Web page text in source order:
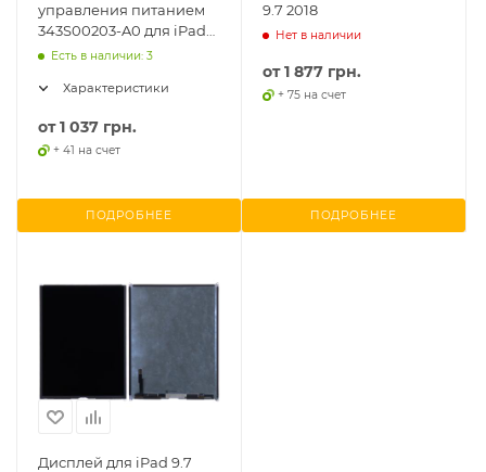
управления питанием
343S00203-A0 для iPad
9.7 2018
Есть в наличии: 3
Характеристики
от1 037 грн.
+ 41 на счет
ПОДРОБНЕЕ
9.7 2018
Нет в наличии
от1 877 грн.
+ 75 на счет
ПОДРОБНЕЕ
Дисплей для iPad 9.7